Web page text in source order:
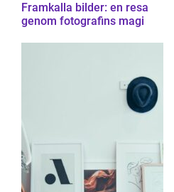
Framkalla bilder: en resa
genom fotografins magi